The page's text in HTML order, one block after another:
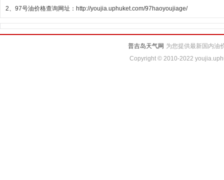
2、97号油价格查询网址：http://youjia.uphuket.com/97haoyoujiage/
普吉岛天气网 为您提供最新国内油
Copyright © 2010-2022